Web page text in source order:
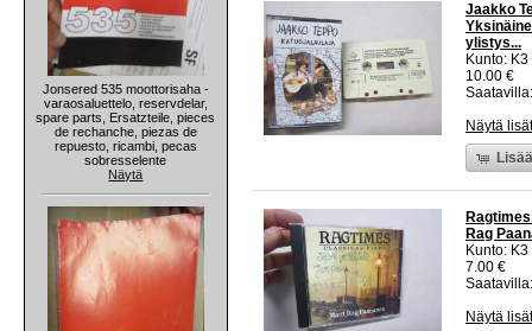
Jonsered 535 moottorisaha -
varaosaluettelo, reservdelar,
spare parts, Ersatzteile, pieces
de rechanche, piezas de
repuesto, ricambi, pecas
sobresselente
Näytä
Jaakko
ylistys...
Kunto:
10.00 €
Näytä
Rag
Kunto:
7.00 €
Näytä